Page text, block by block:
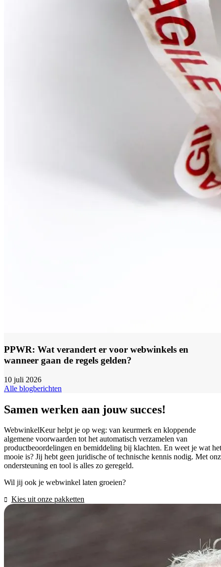
PPWR: Wat verandert er voor webwinkels en
wanneer gaan de regels gelden?
10 juli 2026
Alle blogberichten
Samen werken aan jouw succes!
WebwinkelKeur helpt je op weg: van keurmerk en kloppende
algemene voorwaarden tot het automatisch verzamelen van
productbeoordelingen en bemiddeling bij klachten. En weet je wat het
mooie is? Jij hebt geen juridische of technische kennis nodig. Met
ondersteuning en tool is alles zo geregeld.
Wil jij ook je webwinkel laten groeien?
Kies uit onze pakketten